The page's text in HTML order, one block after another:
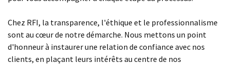
Chez RFI, la transparence, l'éthique et le professionnalisme
sont au cœur de notre démarche. Nous mettons un point
d'honneur à instaurer une relation de confiance avec nos
clients, en plaçant leurs intérêts au centre de nos